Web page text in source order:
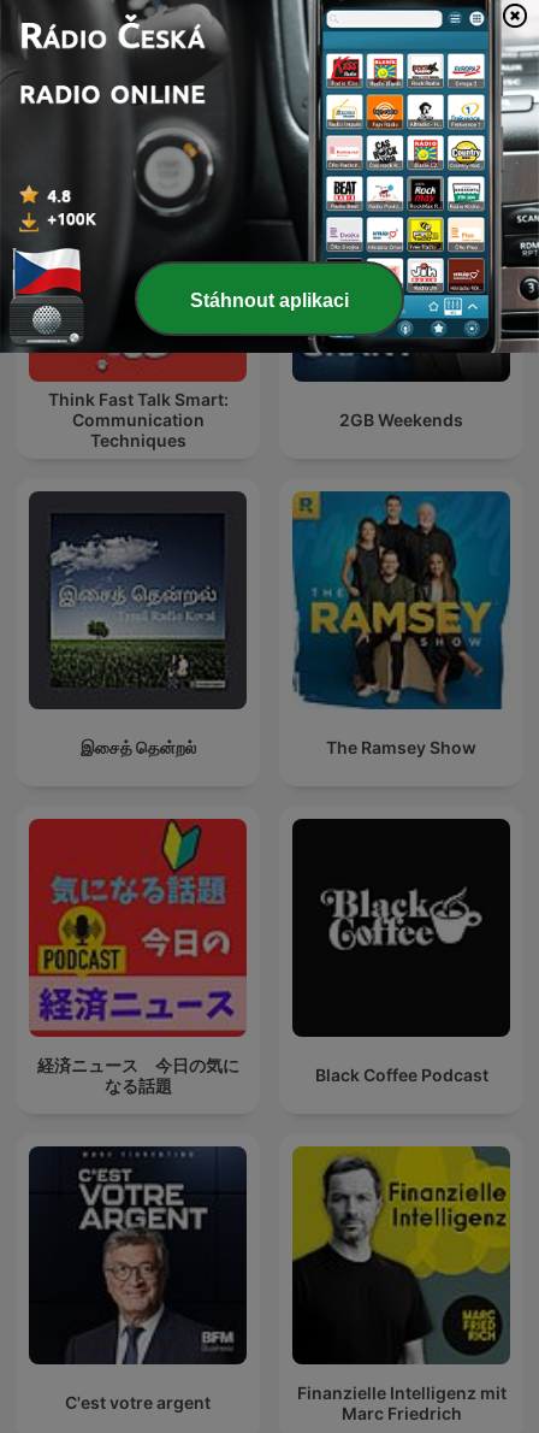
YouTube Success -
YouTube for Business &
YouTube Growth, Video
Marketing
財經一路發
Think Fast Talk Smart:
Communication
Techniques
2GB Weekends
இசைத் தென்றல் The Ramsey Show
経済ニュース 今日の気に
なる話題
Black Coffee Podcast
C'est votre argent
Finanzielle Intelligenz mit
Marc Friedrich
Stáhnout aplikaci